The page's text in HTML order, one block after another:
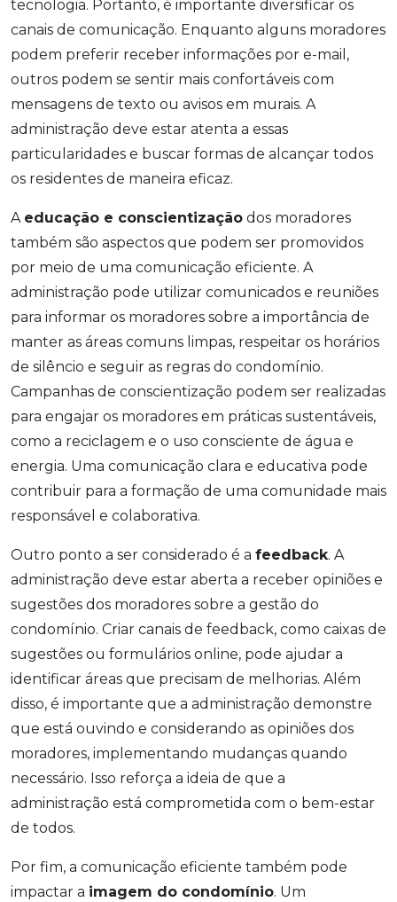
tecnologia. Portanto, é importante diversificar os
canais de comunicação. Enquanto alguns moradores
podem preferir receber informações por e-mail,
outros podem se sentir mais confortáveis com
mensagens de texto ou avisos em murais. A
administração deve estar atenta a essas
particularidades e buscar formas de alcançar todos
os residentes de maneira eficaz.
A educação e conscientização dos moradores
também são aspectos que podem ser promovidos
por meio de uma comunicação eficiente. A
administração pode utilizar comunicados e reuniões
para informar os moradores sobre a importância de
manter as áreas comuns limpas, respeitar os horários
de silêncio e seguir as regras do condomínio.
Campanhas de conscientização podem ser realizadas
para engajar os moradores em práticas sustentáveis,
como a reciclagem e o uso consciente de água e
energia. Uma comunicação clara e educativa pode
contribuir para a formação de uma comunidade mais
responsável e colaborativa.
Outro ponto a ser considerado é a feedback. A
administração deve estar aberta a receber opiniões e
sugestões dos moradores sobre a gestão do
condomínio. Criar canais de feedback, como caixas de
sugestões ou formulários online, pode ajudar a
identificar áreas que precisam de melhorias. Além
disso, é importante que a administração demonstre
que está ouvindo e considerando as opiniões dos
moradores, implementando mudanças quando
necessário. Isso reforça a ideia de que a
administração está comprometida com o bem-estar
de todos.
Por fim, a comunicação eficiente também pode
impactar a imagem do condomínio. Um